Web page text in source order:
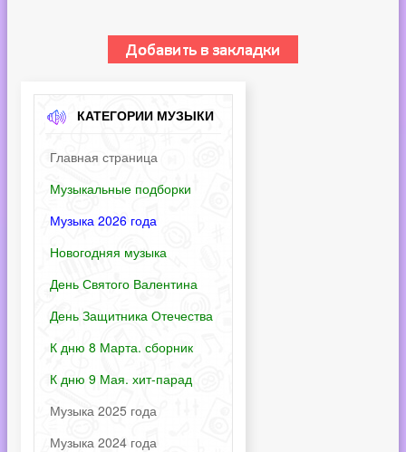
КАТЕГОРИИ МУЗЫКИ
Главная страница
Музыкальные подборки
Музыка 2026 года
Новогодняя музыка
День Святого Валентина
День Защитника Отечества
К дню 8 Марта. сборник
К дню 9 Мая. хит-парад
Музыка 2025 года
Музыка 2024 года